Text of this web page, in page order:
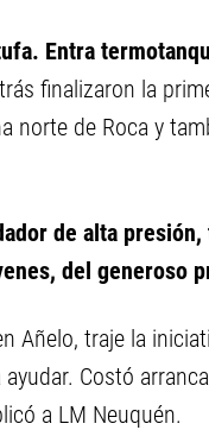
Entra
finalizaron la
norte de Roca y
de alta
del generoso
Añelo, traje la
Costó
a LM Neuquén.